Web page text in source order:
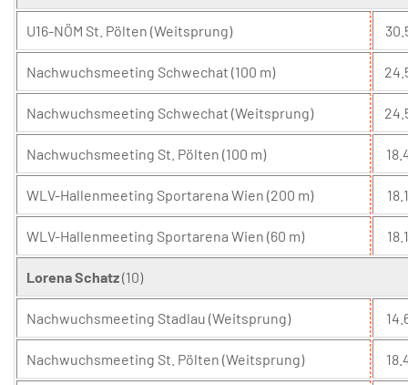
U16-NÖM St. Pölten (Weitsprung)
Nachwuchsmeeting Schwechat (100 m)
Nachwuchsmeeting Schwechat (Weitsprung)
Nachwuchsmeeting St. Pölten (100 m)
WLV-Hallenmeeting Sportarena Wien (200 m)
WLV-Hallenmeeting Sportarena Wien (60 m)
Lorena Schatz(10)
Nachwuchsmeeting Stadlau (Weitsprung)
Nachwuchsmeeting St. Pölten (Weitsprung)